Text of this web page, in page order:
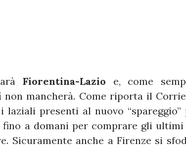
Fiorentina-Lazio e, come
non mancherà. Come riporta il
laziali presenti al nuovo
fino a domani per comprare gli
Sicuramente anche a Firenze si